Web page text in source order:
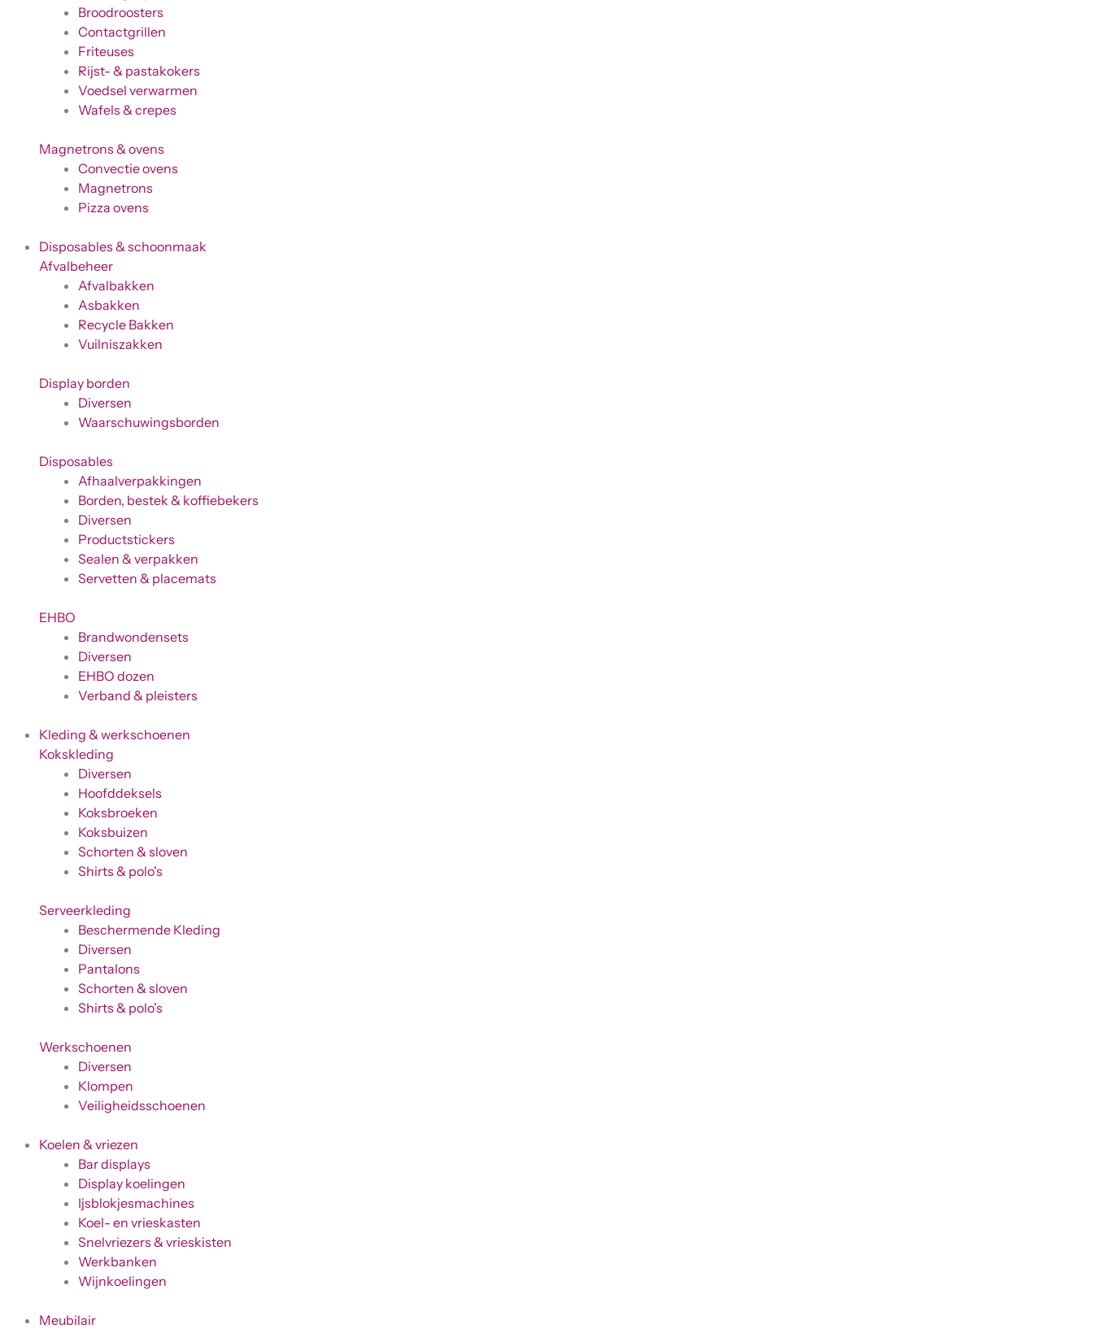
Broodroosters
Contactgrillen
Friteuses
Rijst- & pastakokers
Voedsel verwarmen
Wafels & crepes
Magnetrons & ovens
Convectie ovens
Magnetrons
Pizza ovens
Disposables & schoonmaak
Afvalbeheer
Afvalbakken
Asbakken
Recycle Bakken
Vuilniszakken
Display borden
Diversen
Waarschuwingsborden
Disposables
Afhaalverpakkingen
Borden, bestek & koffiebekers
Diversen
Productstickers
Sealen & verpakken
Servetten & placemats
EHBO
Brandwondensets
Diversen
EHBO dozen
Verband & pleisters
Kleding & werkschoenen
Kokskleding
Diversen
Hoofddeksels
Koksbroeken
Koksbuizen
Schorten & sloven
Shirts & polo's
Serveerkleding
Beschermende Kleding
Diversen
Pantalons
Schorten & sloven
Shirts & polo's
Werkschoenen
Diversen
Klompen
Veiligheidsschoenen
Koelen & vriezen
Bar displays
Display koelingen
Ijsblokjesmachines
Koel- en vrieskasten
Snelvriezers & vrieskisten
Werkbanken
Wijnkoelingen
Meubilair